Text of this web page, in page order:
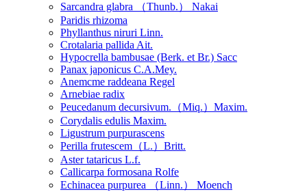
Sarcandra glabra （Thunb.） Nakai
Paridis rhizoma
Phyllanthus niruri Linn.
Crotalaria pallida Ait.
Hypocrella bambusae (Berk. et Br.) Sacc
Panax japonicus C.A.Mey.
Anemcme raddeana Regel
Arnebiae radix
Peucedanum decursivum.（Miq.）Maxim.
Corydalis edulis Maxim.
Ligustrum purpurascens
Perilla frutescem（L.）Britt.
Aster tataricus L.f.
Callicarpa formosana Rolfe
Echinacea purpurea （Linn.） Moench